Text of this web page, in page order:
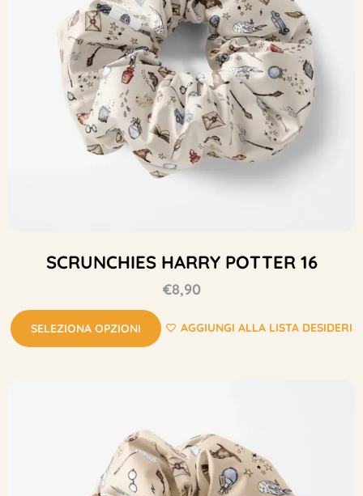
SCRUNCHIES HARRY POTTER 16
€8,90
SELEZIONA OPZIONI AGGIUNGI ALLA LISTA DESIDERI